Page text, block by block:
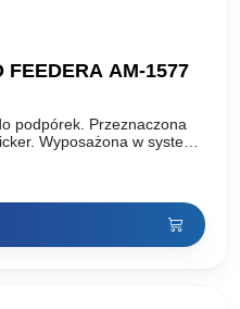
FEEDERA AM-1577
podpórek. Przeznaczona
Wyposażona w system